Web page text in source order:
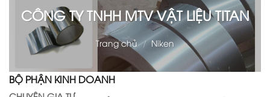
CÔNG TY TNHH MTV VẬT LIỆU TITAN
Trang chủ / Niken
BỘ PHẬN KINH DOANH